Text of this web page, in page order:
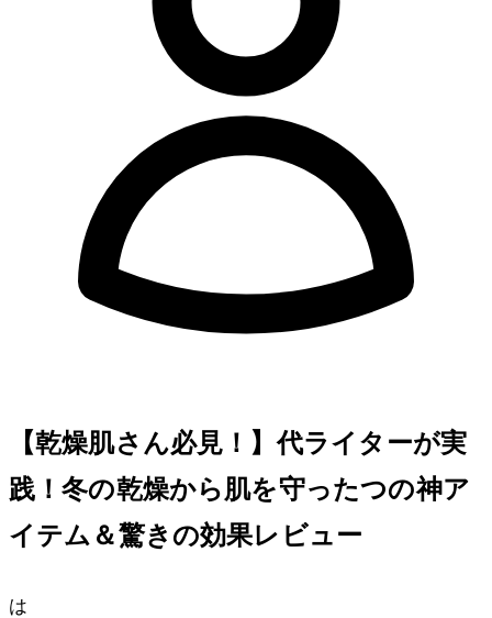
【乾燥肌さん必見！】30代ライターが実
践！冬の乾燥から肌を守った5つの神ア
イテム＆驚きの効果レビュー
は